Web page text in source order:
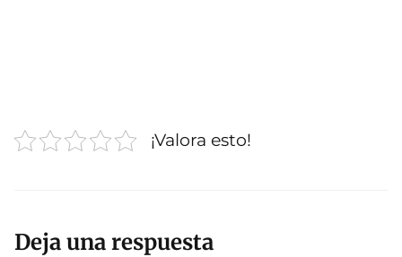
¡Valora esto!
Deja una respuesta